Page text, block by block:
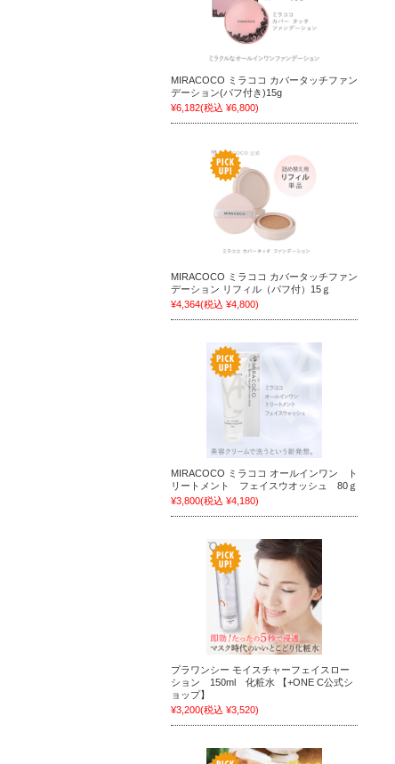
MIRACOCO ミラココ カバータッチファン
デーション(パフ付き)15g
¥6,182(税込 ¥6,800)
MIRACOCO ミラココ カバータッチファン
デーション リフィル（パフ付）15ｇ
¥4,364(税込 ¥4,800)
MIRACOCO ミラココ オールインワン ト
リートメント フェイスウオッシュ 80ｇ
¥3,800(税込 ¥4,180)
プラワンシー モイスチャーフェイスロー
ション 150ml 化粧水 【+ONE C公式シ
ョップ】
¥3,200(税込 ¥3,520)